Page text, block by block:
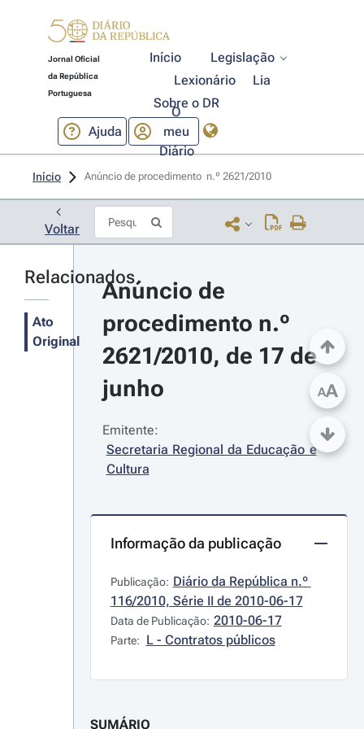
Jornal Oficial
da República
Portuguesa
Início
Legislação
Lexionário
Lia
Sobre o DR
Ajuda
O
meu
Diário
Início Anúncio de procedimento  n.º 2621/2010
Voltar
Relacionados
Ato
Original
Anúncio de
procedimento n.º
2621/2010, de 17 de
junho
Emitente:
Secretaria Regional da Educação e
Cultura
Informação da publicação
Publicação: Diário da República n.º
116/2010, Série II de 2010-06-17
Data de Publicação: 2010-06-17
Parte: L - Contratos públicos
SUMÁRIO
AA